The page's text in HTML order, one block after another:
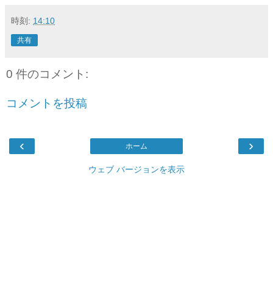
時刻: 14:10
共有
0 件のコメント:
コメントを投稿
‹ ›
ホーム
ウェブ バージョンを表示